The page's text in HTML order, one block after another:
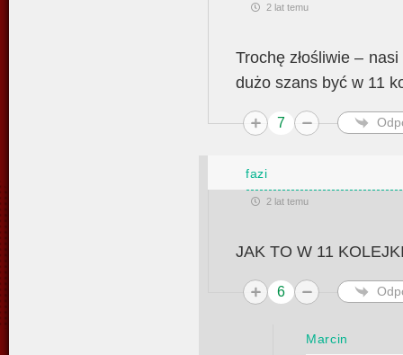
2 lat temu
Trochę złośliwie –
dużo szans być w 11
7
fazi
2 lat temu
JAK TO W 11
6
Marcin